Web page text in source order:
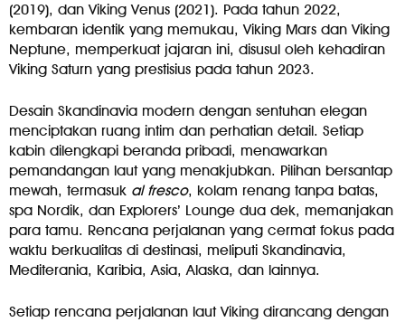
(2019), dan Viking Venus (2021). Pada tahun 2022,
kembaran identik yang memukau, Viking Mars dan Viking
Neptune, memperkuat jajaran ini, disusul oleh kehadiran
Viking Saturn yang prestisius pada tahun 2023.
Desain Skandinavia modern dengan sentuhan elegan
menciptakan ruang intim dan perhatian detail. Setiap
kabin dilengkapi beranda pribadi, menawarkan
pemandangan laut yang menakjubkan. Pilihan bersantap
mewah, termasuk al fresco, kolam renang tanpa batas,
spa Nordik, dan Explorers’ Lounge dua dek, memanjakan
para tamu. Rencana perjalanan yang cermat fokus pada
waktu berkualitas di destinasi, meliputi Skandinavia,
Mediterania, Karibia, Asia, Alaska, dan lainnya.
Setiap rencana perjalanan laut Viking dirancang dengan